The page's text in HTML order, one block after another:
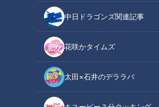
中日ドラゴンズ関連記事
花咲かタイムズ
太田×石井のデララバ